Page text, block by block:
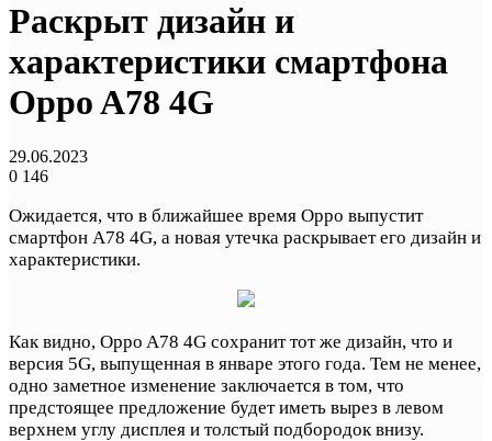
Раскрыт дизайн и
характеристики смартфона
Oppo A78 4G
29.06.2023
0 146
Ожидается, что в ближайшее время Oppo выпустит
смартфон A78 4G, а новая утечка раскрывает его дизайн и
характеристики.
Как видно, Oppo A78 4G сохранит тот же дизайн, что и
версия 5G, выпущенная в январе этого года. Тем не менее,
одно заметное изменение заключается в том, что
предстоящее предложение будет иметь вырез в левом
верхнем углу дисплея и толстый подбородок внизу.